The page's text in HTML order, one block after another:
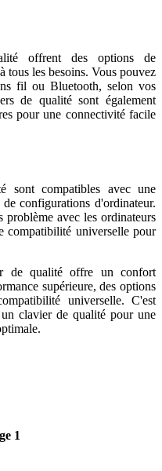
offrent des options de
tous les besoins. Vous pouvez
fil ou Bluetooth, selon vos
de qualité sont également
pour une connectivité facile
sont compatibles avec une
configurations d'ordinateur.
problème avec les ordinateurs
universelle pour
de qualité offre un confort
supérieure, des options
universelle. C'est
clavier de qualité pour une
1